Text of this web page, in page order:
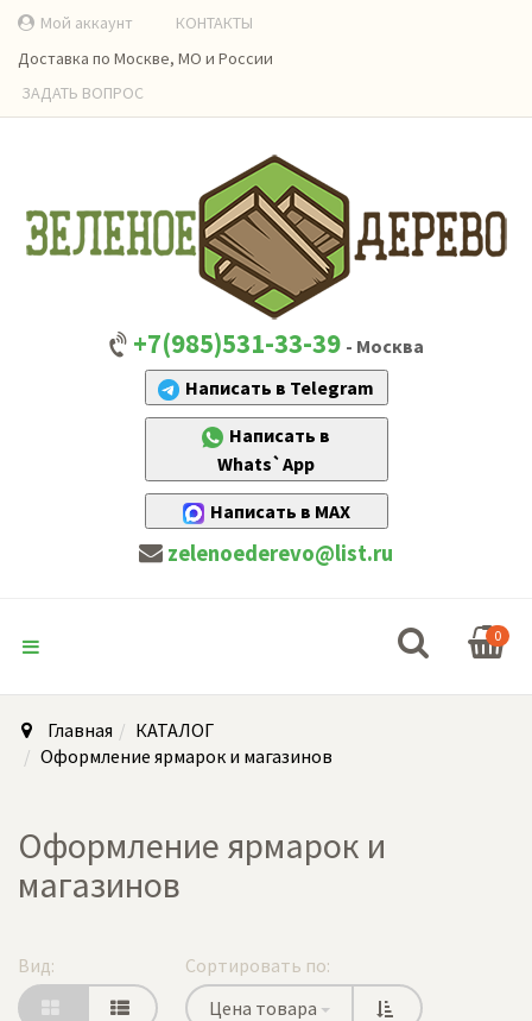
Мой аккаунт
КОНТАКТЫ
Доставка по Москве, МО и России
ЗАДАТЬ ВОПРОС
+7(985)531-33-39 - Москва
Написать в Telegram
Написать в
Whats`App
Написать в MAX
zelenoederevo@list.ru
0
Главная
КАТАЛОГ
Оформление ярмарок и магазинов
Оформление ярмарок и
магазинов
Вид:
Сортировать по:
Цена товара